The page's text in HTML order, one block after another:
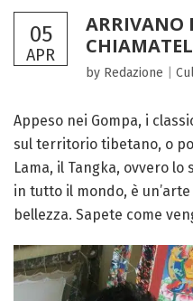
05
APR
ARRIVANO
by Redazione
Appeso nei Gompa, i
sul territorio tibetano, o
Lama, il Tangka, ovvero
in tutto il mondo, è
bellezza. Sapete come